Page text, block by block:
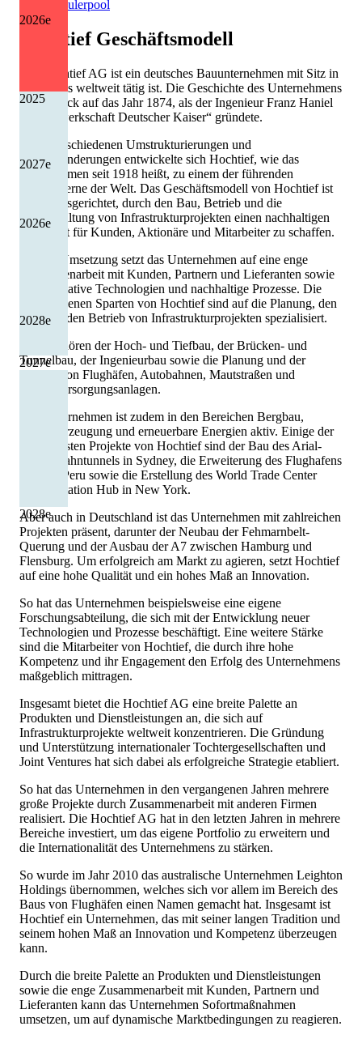
2026e
2027e
2028e
2025
2026e
2027e
2028e
Quelle: Eulerpool
HochtiefGeschäftsmodell
Die Hochtief AG ist ein deutsches Bauunternehmen mit Sitz in
Essen, das weltweit tätig ist. Die Geschichte des Unternehmens
geht zurück auf das Jahr 1874, als der Ingenieur Franz Haniel
die „Gewerkschaft Deutscher Kaiser“ gründete.
Nach verschiedenen Umstrukturierungen und
Namensänderungen entwickelte sich Hochtief, wie das
Unternehmen seit 1918 heißt, zu einem der führenden
Baukonzerne der Welt. Das Geschäftsmodell von Hochtief ist
darauf ausgerichtet, durch den Bau, Betrieb und die
Instandhaltung von Infrastrukturprojekten einen nachhaltigen
Mehrwert für Kunden, Aktionäre und Mitarbeiter zu schaffen.
Bei der Umsetzung setzt das Unternehmen auf eine enge
Zusammenarbeit mit Kunden, Partnern und Lieferanten sowie
auf innovative Technologien und nachhaltige Prozesse. Die
verschiedenen Sparten von Hochtief sind auf die Planung, den
Bau und den Betrieb von Infrastrukturprojekten spezialisiert.
Dazu gehören der Hoch- und Tiefbau, der Brücken- und
Tunnelbau, der Ingenieurbau sowie die Planung und der
Betrieb von Flughäfen, Autobahnen, Mautstraßen und
Wasserversorgungsanlagen.
Das Unternehmen ist zudem in den Bereichen Bergbau,
Energieerzeugung und erneuerbare Energien aktiv. Einige der
bekanntesten Projekte von Hochtief sind der Bau des Arial-
Straßenbahntunnels in Sydney, die Erweiterung des Flughafens
Lima in Peru sowie die Erstellung des World Trade Center
Transportation Hub in New York.
Aber auch in Deutschland ist das Unternehmen mit zahlreichen
Projekten präsent, darunter der Neubau der Fehmarnbelt-
Querung und der Ausbau der A7 zwischen Hamburg und
Flensburg. Um erfolgreich am Markt zu agieren, setzt Hochtief
auf eine hohe Qualität und ein hohes Maß an Innovation.
So hat das Unternehmen beispielsweise eine eigene
Forschungsabteilung, die sich mit der Entwicklung neuer
Technologien und Prozesse beschäftigt. Eine weitere Stärke
sind die Mitarbeiter von Hochtief, die durch ihre hohe
Kompetenz und ihr Engagement den Erfolg des Unternehmens
maßgeblich mittragen.
Insgesamt bietet die Hochtief AG eine breite Palette an
Produkten und Dienstleistungen an, die sich auf
Infrastrukturprojekte weltweit konzentrieren. Die Gründung
und Unterstützung internationaler Tochtergesellschaften und
Joint Ventures hat sich dabei als erfolgreiche Strategie etabliert.
So hat das Unternehmen in den vergangenen Jahren mehrere
große Projekte durch Zusammenarbeit mit anderen Firmen
realisiert. Die Hochtief AG hat in den letzten Jahren in mehrere
Bereiche investiert, um das eigene Portfolio zu erweitern und
die Internationalität des Unternehmens zu stärken.
So wurde im Jahr 2010 das australische Unternehmen Leighton
Holdings übernommen, welches sich vor allem im Bereich des
Baus von Flughäfen einen Namen gemacht hat. Insgesamt ist
Hochtief ein Unternehmen, das mit seiner langen Tradition und
seinem hohen Maß an Innovation und Kompetenz überzeugen
kann.
Durch die breite Palette an Produkten und Dienstleistungen
sowie die enge Zusammenarbeit mit Kunden, Partnern und
Lieferanten kann das Unternehmen Sofortmaßnahmen
umsetzen, um auf dynamische Marktbedingungen zu reagieren.